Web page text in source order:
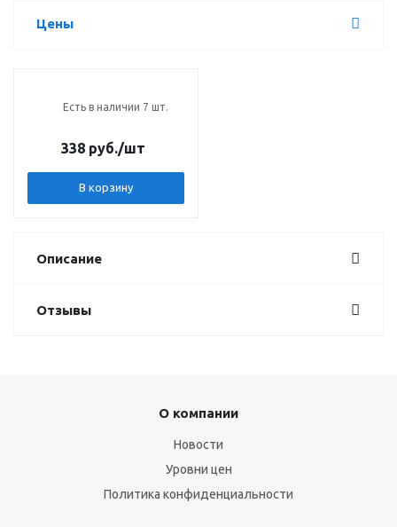
Цены
Есть в наличии 7 шт.
338 руб./шт
В корзину
Описание
Отзывы
О компании
Новости
Уровни цен
Политика конфиденциальности